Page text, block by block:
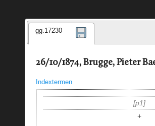
gg.17230
26/10/1874, Brugge, Pieter
Indextermen
p1
+